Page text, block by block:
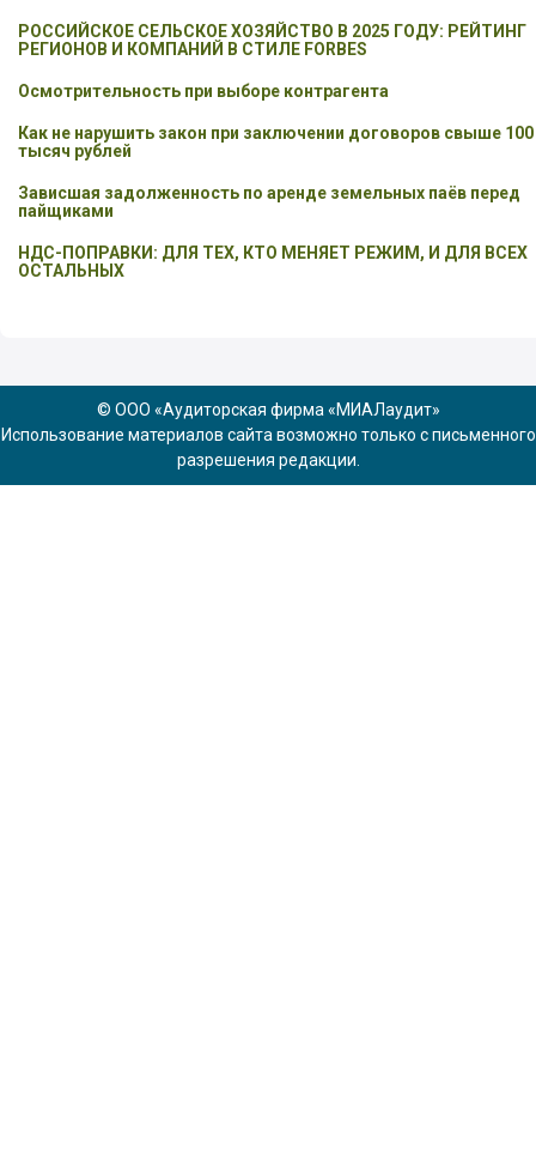
РОССИЙСКОЕ СЕЛЬСКОЕ ХОЗЯЙСТВО В 2025 ГОДУ: РЕЙТИНГ
РЕГИОНОВ И КОМПАНИЙ В СТИЛЕ FORBES
Осмотрительность при выборе контрагента
Как не нарушить закон при заключении договоров свыше 100
тысяч рублей
Зависшая задолженность по аренде земельных паёв перед
пайщиками
НДС-ПОПРАВКИ: ДЛЯ ТЕХ, КТО МЕНЯЕТ РЕЖИМ, И ДЛЯ ВСЕХ
ОСТАЛЬНЫХ
© ООО «Аудиторская фирма «МИАЛаудит»
Использование материалов сайта возможно только с письменного
разрешения редакции.